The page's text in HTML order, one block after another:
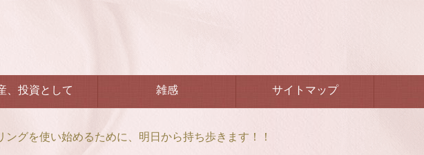
、投資として 雑感 サイトマップ
グを使い始めるために、明日から持ち歩きます！！